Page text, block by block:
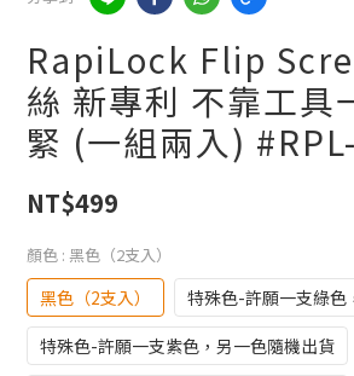
RapiLock Flip
絲 新專利 不靠工具
緊 (一組兩入)
NT$499
顏色 : 黑色（2支入）
黑色（2支入）
特殊色-許願一支綠色
特殊色-許願一支紫色，另一色隨機出貨